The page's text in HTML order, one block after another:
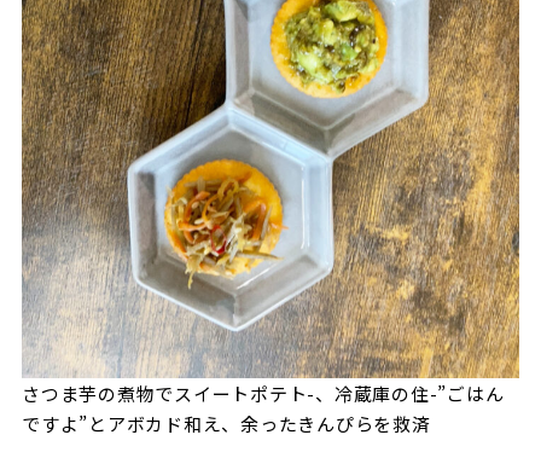
さつま芋の煮物でスイートポテト-、冷蔵庫の住-”ごはん
ですよ”とアボカド和え、余ったきんぴらを救済